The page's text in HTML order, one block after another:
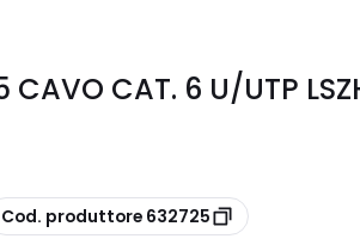
CAT. 6 U/UTP
Cod. produttore 632725